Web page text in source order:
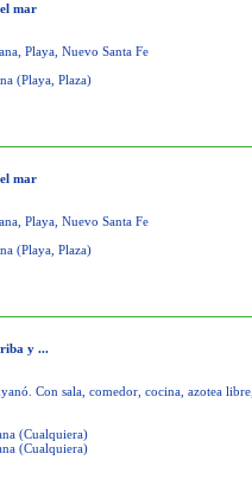
mar
Playa, Nuevo Santa Fe
(Playa, Plaza)
mar
Playa, Nuevo Santa Fe
(Playa, Plaza)
y ...
Con sala, comedor, cocina, azotea libre,
(Cualquiera)
(Cualquiera)